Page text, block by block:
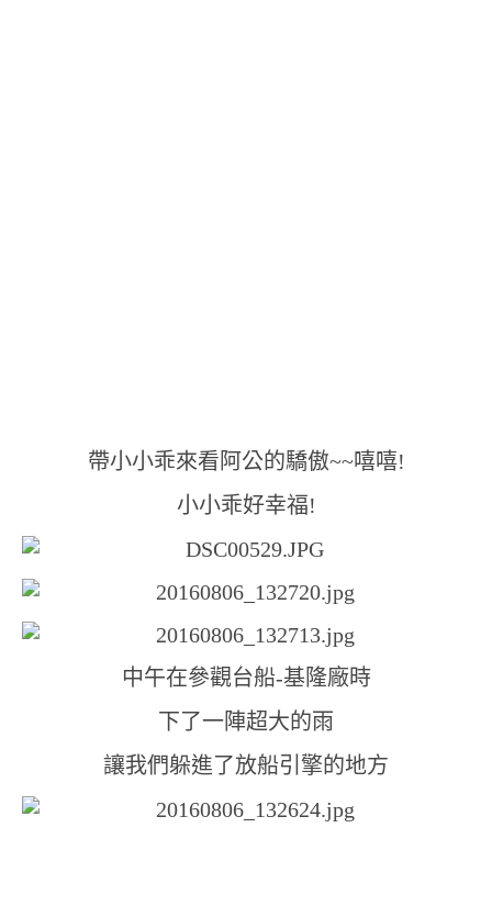
帶小小乖來看阿公的驕傲~~嘻嘻!
小小乖好幸福!
中午在參觀台船-基隆廠時
下了一陣超大的雨
讓我們躲進了放船引擎的地方